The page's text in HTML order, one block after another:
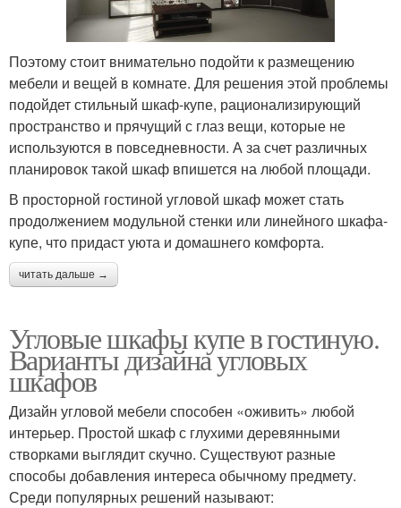
Поэтому стоит внимательно подойти к размещению
мебели и вещей в комнате. Для решения этой проблемы
подойдет стильный шкаф-купе, рационализирующий
пространство и прячущий с глаз вещи, которые не
используются в повседневности. А за счет различных
планировок такой шкаф впишется на любой площади.
В просторной гостиной угловой шкаф может стать
продолжением модульной стенки или линейного шкафа-
купе, что придаст уюта и домашнего комфорта.
читать дальше →
Угловые шкафы купе в гостиную.
Варианты дизайна угловых
шкафов
Дизайн угловой мебели способен «оживить» любой
интерьер. Простой шкаф с глухими деревянными
створками выглядит скучно. Существуют разные
способы добавления интереса обычному предмету.
Среди популярных решений называют: